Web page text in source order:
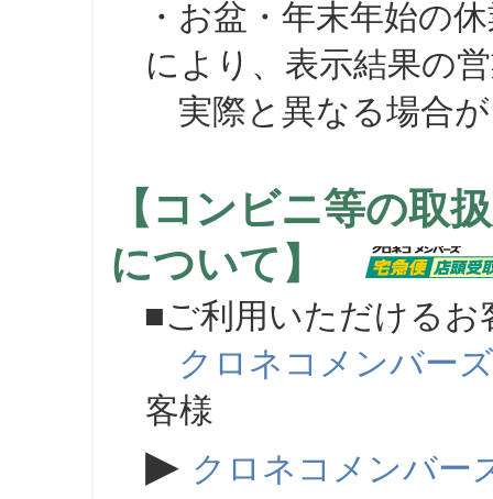
・お盆・年末年始の
により、表示結果の
実際と異なる場合が
【コンビニ等の取
について】
■ご利用いただけるお
クロネコメンバーズ
客様
▶ クロネコメンバー